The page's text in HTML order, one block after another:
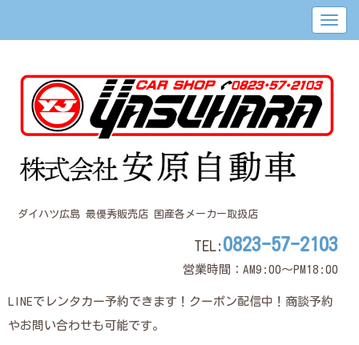
ダイハツ広島 最優秀販売店 国産各メーカー取扱店
TEL: 0823-57-2103
営業時間：AM9:00～PM18:00
LINEでレンタカー予約できます！クーポン配信中！商談予約
やお問い合わせも可能です。